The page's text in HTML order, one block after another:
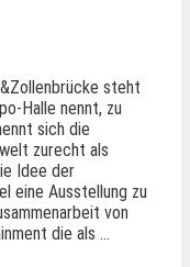
steht
Halle nennt, zu
sich die
zurecht als
Idee der
eine Ausstellung zu
von
die als …